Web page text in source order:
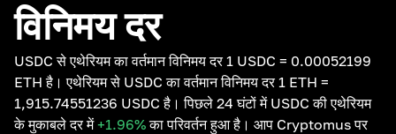
विनिमय दर
USDC से एथेरियम का वर्तमान विनिमय दर 1 USDC = 0.00052199
ETH है। एथेरियम से USDC का वर्तमान विनिमय दर 1 ETH =
1,915.74551236 USDC है। पिछले 24 घंटों में USDC की एथेरियम
के मुकाबले दर में+1.96%का परिवर्तन हुआ है। आप Cryptomus पर